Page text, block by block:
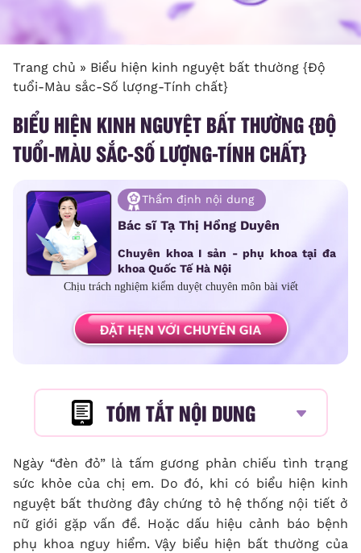
Trang chủ » Biểu hiện kinh nguyệt bất thường {Độ
tuổi-Màu sắc-Số lượng-Tính chất}
BIỂU HIỆN KINH NGUYỆT BẤT THƯỜNG {ĐỘ
TUỔI-MÀU SẮC-SỐ LƯỢNG-TÍNH CHẤT}
Thẩm định nội dung
Bác sĩ Tạ Thị Hồng Duyên
Chuyên khoa I sản - phụ khoa tại đa
khoa Quốc Tế Hà Nội
Chịu trách nghiệm kiểm duyệt chuyên môn bài viết
TÓM TẮT NỘI DUNG
Ngày “đèn đỏ” là tấm gương phản chiếu tình trạng
sức khỏe của chị em. Do đó, khi có biểu hiện kinh
nguyệt bất thườngđây chứng tỏ hệ thống nội tiết ở
nữ giới gặp vấn đề. Hoặc dấu hiệu cảnh báo bệnh
phụ khoa nguy hiểm. Vậy biểu hiện bất thường của